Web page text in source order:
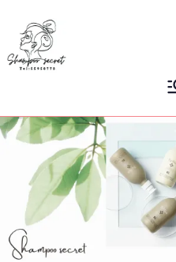
content